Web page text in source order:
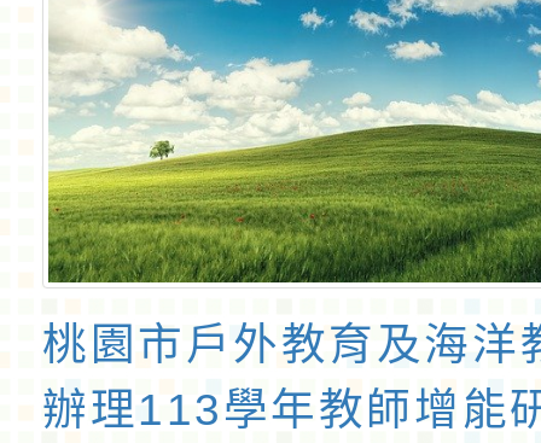
桃園市戶外教育及海洋
辦理113學年教師增能